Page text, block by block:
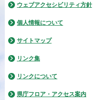
ウェブアクセシビリティ方針
個人情報について
サイトマップ
リンク集
リンクについて
県庁フロア・アクセス案内